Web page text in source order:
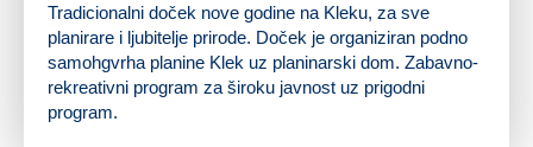
Tradicionalni doček nove godine na Kleku, za sve
planirare i ljubitelje prirode. Doček je organiziran podno
samohgvrha planine Klek uz planinarski dom. Zabavno-
rekreativni program za široku javnost uz prigodni
program.